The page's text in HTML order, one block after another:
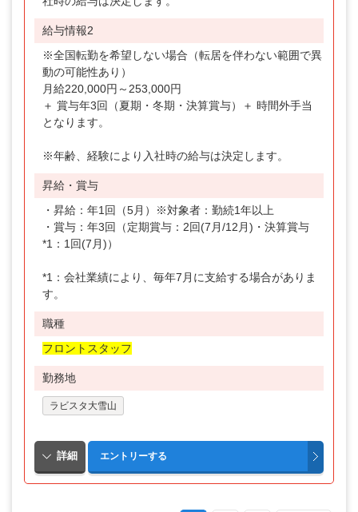
給与情報2
※全国転勤を希望しない場合（転居を伴わない範囲で異
動の可能性あり）
月給220,000円～253,000円
＋ 賞与年3回（夏期・冬期・決算賞与）＋ 時間外手当
となります。
※年齢、経験により入社時の給与は決定します。
昇給・賞与
・昇給：年1回（5月）※対象者：勤続1年以上
・賞与：年3回（定期賞与：2回(7月/12月)・決算賞与
*1：1回(7月)）
*1：会社業績により、毎年7月に支給する場合がありま
す。
職種
フロントスタッフ
勤務地
ラビスタ大雪山